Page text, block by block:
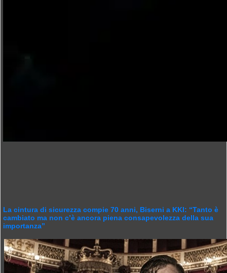
La cintura di sicurezza compie 70 anni, Biserni a KKI: “Tanto è
cambiato ma non c’è ancora piena consapevolezza della sua
importanza”